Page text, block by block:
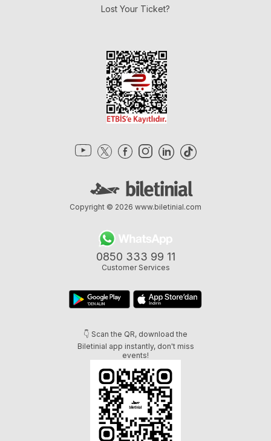
Lost Your Ticket?
0850 333 99 11
Customer Services
👇 Scan the QR, download the
Biletinial app instantly, don't miss
events!
Copyright © 2026 www.biletinial.com